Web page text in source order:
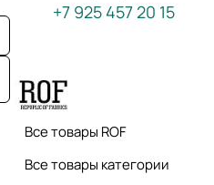
+7 925 457 20 15
Все товары ROF
Все товары категории